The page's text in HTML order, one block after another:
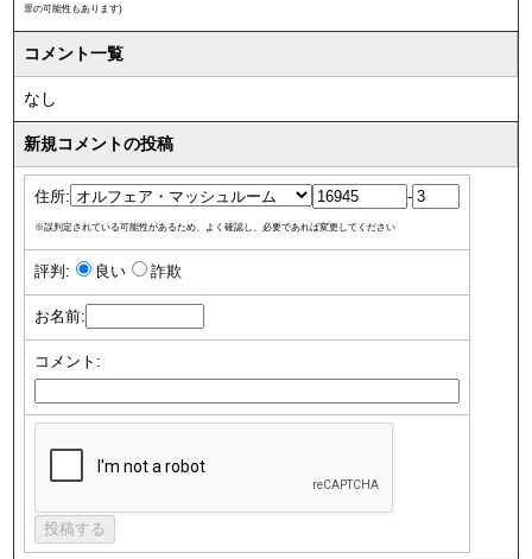
罪の可能性もあります)
コメント一覧
なし
新規コメントの投稿
住所: -
※誤判定されている可能性があるため、よく確認し、必要であれば変更してください
評判: 良い 詐欺
お名前:
コメント: